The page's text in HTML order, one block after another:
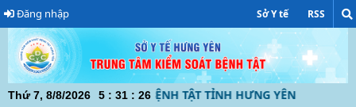
Đăng nhập Sở Y tế RSS
Thứ 7, 8/8/2026 5 : 31 : 27
TÂM KIỂM SOÁT BỆNH TẬT TỈNH HƯNG YÊN ĐƯỜNG